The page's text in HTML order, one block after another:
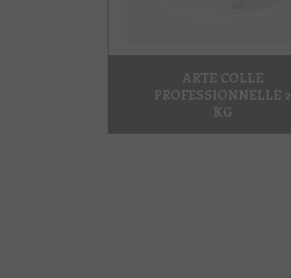
ARTE COLLE
PROFESSIONNELLE 2
KG